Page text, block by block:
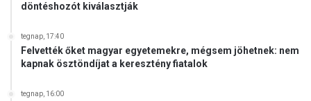
döntéshozót kiválasztják
tegnap, 17:40
Felvették őket magyar egyetemekre, mégsem jöhetnek: nem
kapnak ösztöndíjat a keresztény fiatalok
tegnap, 16:00